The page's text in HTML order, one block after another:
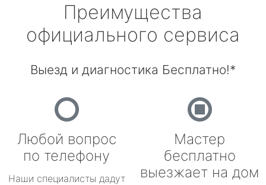
Преимущества
официального сервиса
Выезд и диагностика Бесплатно!*
Любой вопрос
по телефону
Наши специалисты дадут
Мастер
бесплатно
выезжает на дом